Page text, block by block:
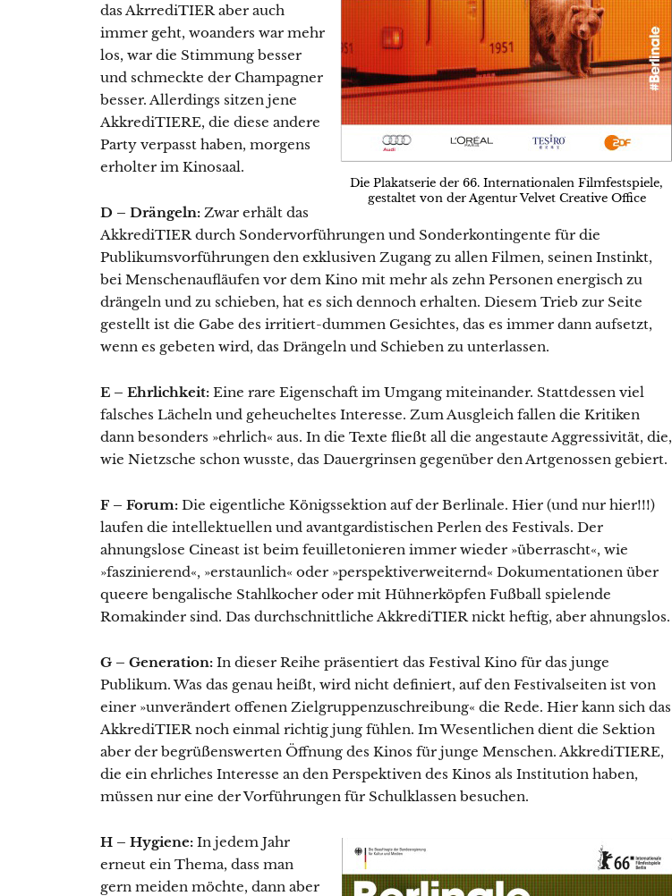
Die Plakatserie der 66. Internationalen Filmfestspiele,
gestaltet von der Agentur Velvet Creative Office
das AkrrediTIER aber auch
immer geht, woanders war mehr
los, war die Stimmung besser
und schmeckte der Champagner
besser. Allerdings sitzen jene
AkkrediTIERE, die diese andere
Party verpasst haben, morgens
erholter im Kinosaal.
D – Drängeln: Zwar erhält das
AkkrediTIER durch Sondervorführungen und Sonderkontingente für die
Publikumsvorführungen den exklusiven Zugang zu allen Filmen, seinen Instinkt,
bei Menschenaufläufen vor dem Kino mit mehr als zehn Personen energisch zu
drängeln und zu schieben, hat es sich dennoch erhalten. Diesem Trieb zur Seite
gestellt ist die Gabe des irritiert-dummen Gesichtes, das es immer dann aufsetzt,
wenn es gebeten wird, das Drängeln und Schieben zu unterlassen.
E – Ehrlichkeit: Eine rare Eigenschaft im Umgang miteinander. Stattdessen viel
falsches Lächeln und geheucheltes Interesse. Zum Ausgleich fallen die Kritiken
dann besonders »ehrlich« aus. In die Texte fließt all die angestaute Aggressivität, die,
wie Nietzsche schon wusste, das Dauergrinsen gegenüber den Artgenossen gebiert.
F – Forum: Die eigentliche Königssektion auf der Berlinale. Hier (und nur hier!!!)
laufen die intellektuellen und avantgardistischen Perlen des Festivals. Der
ahnungslose Cineast ist beim feuilletonieren immer wieder »überrascht«, wie
»faszinierend«, »erstaunlich« oder »perspektiverweiternd« Dokumentationen über
queere bengalische Stahlkocher oder mit Hühnerköpfen Fußball spielende
Romakinder sind. Das durchschnittliche AkkrediTIER nickt heftig, aber ahnungslos.
G – Generation: In dieser Reihe präsentiert das Festival Kino für das junge
Publikum. Was das genau heißt, wird nicht definiert, auf den Festivalseiten ist von
einer »unverändert offenen Zielgruppenzuschreibung« die Rede. Hier kann sich das
AkkrediTIER noch einmal richtig jung fühlen. Im Wesentlichen dient die Sektion
aber der begrüßenswerten Öffnung des Kinos für junge Menschen. AkkrediTIERE,
die ein ehrliches Interesse an den Perspektiven des Kinos als Institution haben,
müssen nur eine der Vorführungen für Schulklassen besuchen.
H – Hygiene: In jedem Jahr
erneut ein Thema, dass man
gern meiden möchte, dann aber